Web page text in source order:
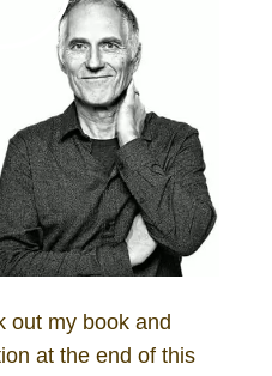
out my book and
at the end of this